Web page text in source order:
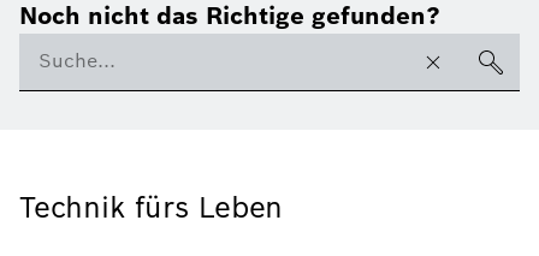
Noch nicht das Richtige gefunden?
Technik fürs Leben